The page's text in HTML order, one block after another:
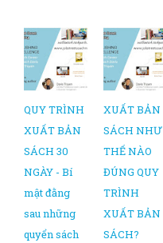
QUY TRÌNH
XUẤT BẢN
SÁCH 30
NGÀY - Bí
mật đằng
sau những
quyển sách
XUẤT BẢN
SÁCH NHƯ
THẾ NÀO
ĐÚNG QUY
TRÌNH
XUẤT BẢN
SÁCH?